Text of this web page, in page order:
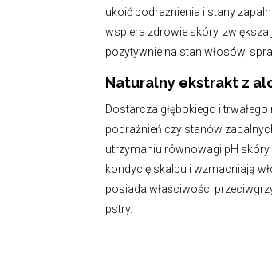
ukoić podrażnienia i stany
wspiera zdrowie skóry,
pozytywnie na stan włosów,
Naturalny ekstrakt z
Dostarcza głębokiego i
podrażnień czy stanów
utrzymaniu równowagi pH skóry
kondycję skalpu i wzmacniają
posiada właściwości
pstry.